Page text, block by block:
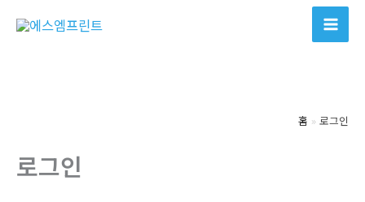
홈 로그인
로그인